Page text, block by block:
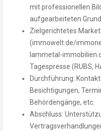
mit professionellen
aufgearbeiteten
Zielgerichtetes
(immowelt.de/
lammetal-
Tagespresse (RUBS,
Durchführung:
Besichtigungen,
Behördengänge, etc.
Abschluss: